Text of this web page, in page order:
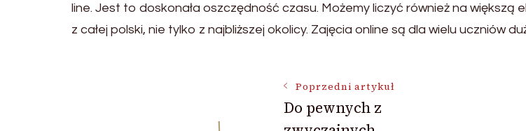
line. Jest to doskonała oszczędność czasu. Możemy liczyć również na
z całej polski, nie tylko z najbliższej okolicy. Zajęcia online są dla wielu uczniów
NawigacjaPoprzedni artykuł
Do pewnych z